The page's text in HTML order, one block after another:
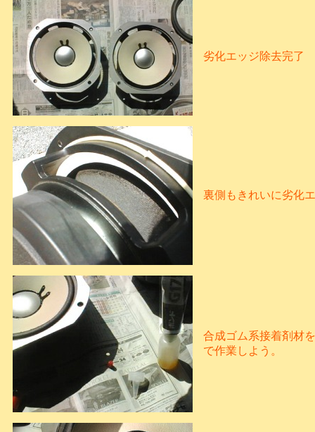
劣化エッジ除去完了
裏側もきれいに劣化
合成ゴム系接着剤材
で作業しよう。